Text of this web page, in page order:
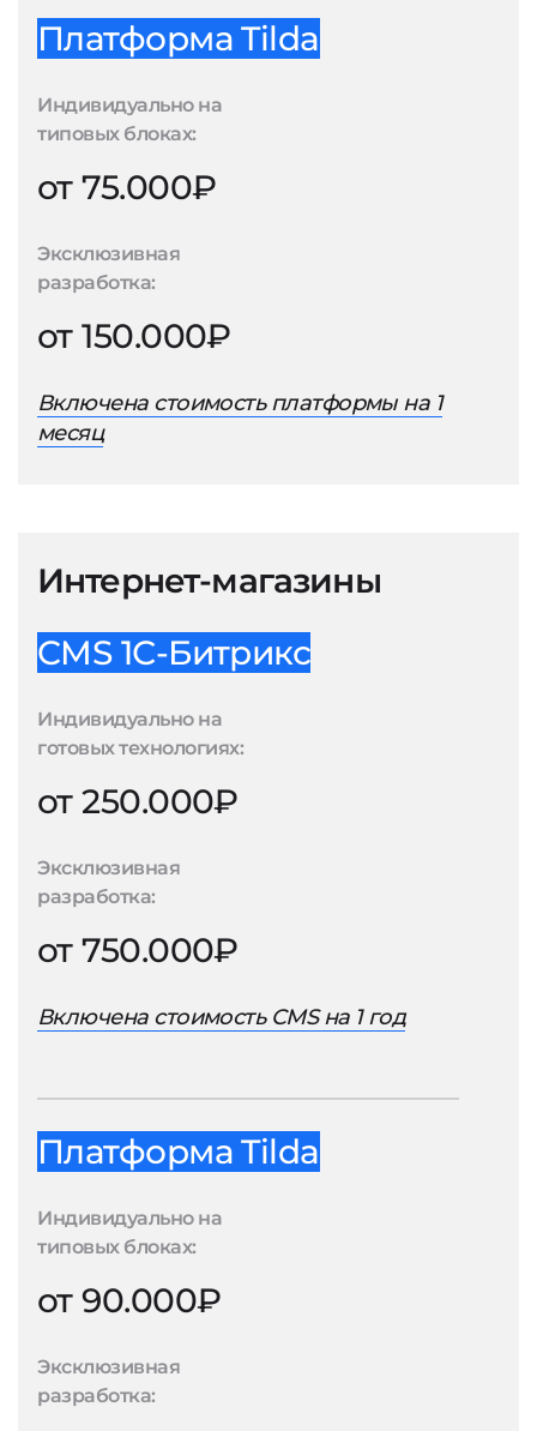
Платформа Tilda
Индивидуально на
типовых блоках:
от 75.000₽
Эксклюзивная
разработка:
от 150.000₽
Включена стоимость платформы на 1
месяц
Интернет-магазины
CMS 1С-Битрикс
Индивидуально на
готовых технологиях:
от 250.000₽
Эксклюзивная
разработка:
от 750.000₽
Включена стоимость CMS на 1 год
Платформа Tilda
Индивидуально на
типовых блоках:
от 90.000₽
Эксклюзивная
разработка: